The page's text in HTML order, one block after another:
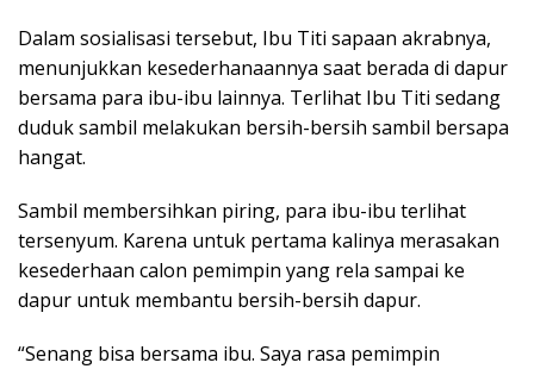
Dalam sosialisasi tersebut, Ibu Titi sapaan akrabnya,
menunjukkan kesederhanaannya saat berada di dapur
bersama para ibu-ibu lainnya. Terlihat Ibu Titi sedang
duduk sambil melakukan bersih-bersih sambil bersapa
hangat.
Sambil membersihkan piring, para ibu-ibu terlihat
tersenyum. Karena untuk pertama kalinya merasakan
kesederhaan calon pemimpin yang rela sampai ke
dapur untuk membantu bersih-bersih dapur.
“Senang bisa bersama ibu. Saya rasa pemimpin